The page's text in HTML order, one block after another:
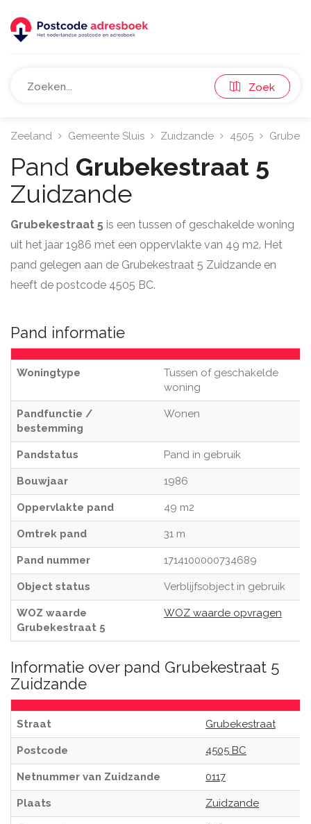
Zoek
Zeeland Gemeente Sluis Zuidzande 4505
Pand Grubekestraat 5
Zuidzande
Grubekestraat 5 is een tussen of geschakelde woning
uit het jaar 1986 met een oppervlakte van 49 m2. Het
pand gelegen aan de Grubekestraat 5 Zuidzande en
heeft de postcode 4505 BC.
Pand informatie
Woningtype
Tussen of geschakelde
woning
Pandfunctie /
bestemming
Wonen
Pandstatus Pand in gebruik
Bouwjaar 1986
Oppervlakte pand 49 m2
Omtrek pand 31 m
Pand nummer 1714100000734689
Object status Verblijfsobject in gebruik
WOZ waarde
Grubekestraat 5
WOZ waarde opvragen
Informatie over pand Grubekestraat 5
Zuidzande
Straat Grubekestraat
Postcode 4505 BC
Netnummer van Zuidzande 0117
Plaats Zuidzande